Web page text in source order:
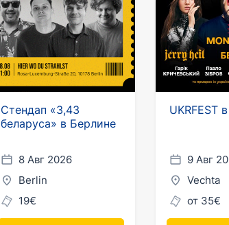
Стендап «3,43
беларуса» в Берлине
8 Авг 2026
Berlin
19€
UKRFEST
9 Авг
Vechta
от 35€